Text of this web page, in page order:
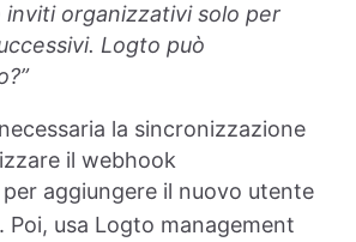
inviti organizzativi solo per
Logto può
la sincronizzazione
il webhook
per aggiungere il nuovo utente
Poi, usa Logto management